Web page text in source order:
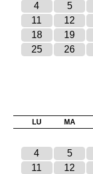
4
5
11
12
18
19
25
26
LU MA
4
5
11
12